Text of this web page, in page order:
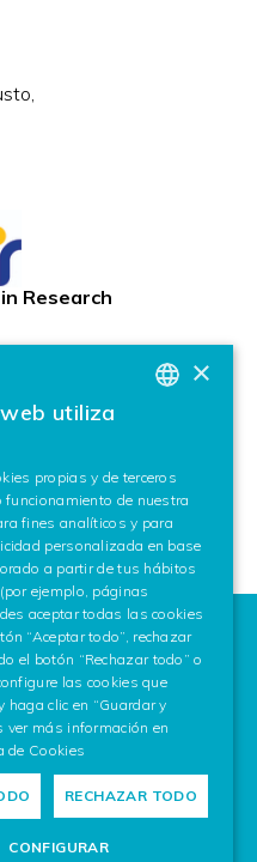
Research
reservados.
ENGLISH
×
utiliza
propias y de terceros
funcionamiento de nuestra
fines analíticos y para
personalizada en base
a partir de tus hábitos
ejemplo, páginas
aceptar todas las cookies
“Aceptar todo”, rechazar
el botón “Rechazar todo” o
las cookies que
haga clic en “Guardar y
ver más información en
de Cookies
RECHAZAR TODO
CONFIGURAR